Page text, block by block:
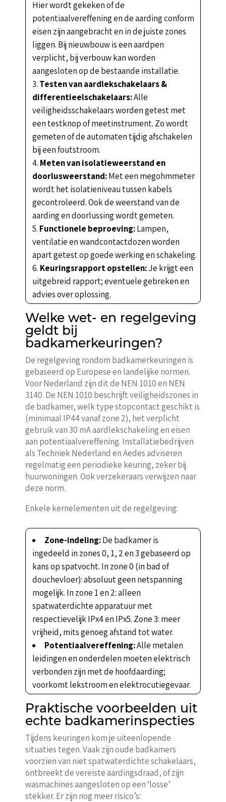
Hier wordt gekeken of de
potentiaalvereffening en de aarding conform
eisen zijn aangebracht en in de juiste zones
liggen. Bij nieuwbouw is een aardpen
verplicht, bij verbouw kan worden
aangesloten op de bestaande installatie.
Testen van aardlekschakelaars &
differentieelschakelaars:Alle
veiligheidsschakelaars worden getest met
een testknop of meetinstrument. Zo wordt
gemeten of de automaten tijdig afschakelen
bij een foutstroom.
Meten van isolatieweerstand en
doorlusweerstand:Met een megohmmeter
wordt het isolatieniveau tussen kabels
gecontroleerd. Ook de weerstand van de
aarding en doorlussing wordt gemeten.
Functionele beproeving:Lampen,
ventilatie en wandcontactdozen worden
apart getest op goede werking en schakeling.
Keuringsrapport opstellen:Je krijgt een
uitgebreid rapport; eventuele gebreken en
advies over oplossing.
Welke wet- en regelgeving
geldt bij
badkamerkeuringen?
De regelgeving rondom badkamerkeuringen is
gebaseerd op Europese en landelijke normen.
Voor Nederland zijn dit de NEN 1010 en NEN
3140. De NEN 1010 beschrijft veiligheidszones in
de badkamer, welk type stopcontact geschikt is
(minimaal IP44 vanaf zone 2), het verplicht
gebruik van 30 mA aardlekschakeling en eisen
aan potentiaalvereffening. Installatiebedrijven
als Techniek Nederland en Aedes adviseren
regelmatig een periodieke keuring, zeker bij
huurwoningen. Ook verzekeraars verwijzen naar
deze norm.
Enkele kernelementen uit de regelgeving:
Zone-indeling:De badkamer is
ingedeeld in zones 0, 1, 2 en 3 gebaseerd op
kans op spatvocht. In zone 0 (in bad of
douchevloer): absoluut geen netspanning
mogelijk. In zone 1 en 2: alleen
spatwaterdichte apparatuur met
respectievelijk IPx4 en IPx5. Zone 3: meer
vrijheid, mits genoeg afstand tot water.
Potentiaalvereffening:Alle metalen
leidingen en onderdelen moeten elektrisch
verbonden zijn met de hoofdaarding;
voorkomt lekstroom en elektrocutiegevaar.
Praktische voorbeelden uit
echte badkamerinspecties
Tijdens keuringen kom je uiteenlopende
situaties tegen. Vaak zijn oude badkamers
voorzien van niet spatwaterdichte schakelaars,
ontbreekt de vereiste aardingsdraad, of zijn
wasmachines aangesloten op een ‘losse’
stekker. Er zijn nog meer risico’s: